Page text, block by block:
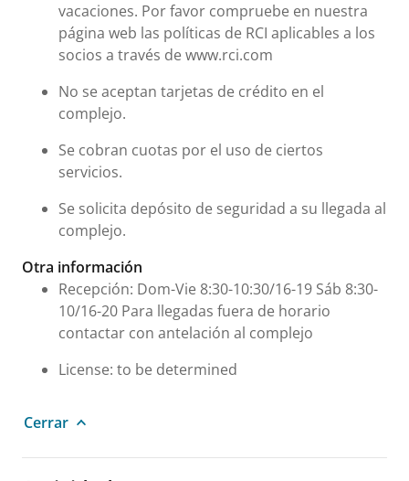
vacaciones. Por favor compruebe en nuestra
página web las políticas de RCI aplicables a los
socios a través de www.rci.com
No se aceptan tarjetas de crédito en el
complejo.
Se cobran cuotas por el uso de ciertos
servicios.
Se solicita depósito de seguridad a su llegada al
complejo.
Otra información
Recepción: Dom-Vie 8:30-10:30/16-19 Sáb 8:30-
10/16-20 Para llegadas fuera de horario
contactar con antelación al complejo
License: to be determined
Cerrar